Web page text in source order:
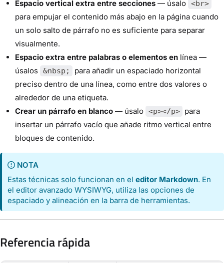
Espacio vertical extra entre secciones — úsalo <br>
para empujar el contenido más abajo en la página cuando
un solo salto de párrafo no es suficiente para separar
visualmente.
Espacio extra entre palabras o elementos en línea —
úsalos &nbsp;
para añadir un espaciado horizontal
preciso dentro de una línea, como entre dos valores o
alrededor de una etiqueta.
Crear un párrafo en blanco — úsalo <p></p> para
insertar un párrafo vacío que añade ritmo vertical entre
bloques de contenido.
NOTA
Estas técnicas solo funcionan en eleditor Markdown. En
el editor avanzado WYSIWYG, utiliza las opciones de
espaciado y alineación en la barra de herramientas.
Referencia rápida